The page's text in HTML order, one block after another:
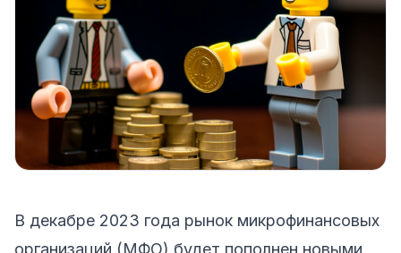
В декабре 2023 года рынок микрофинансовых
организаций (МФО) будет пополнен новыми